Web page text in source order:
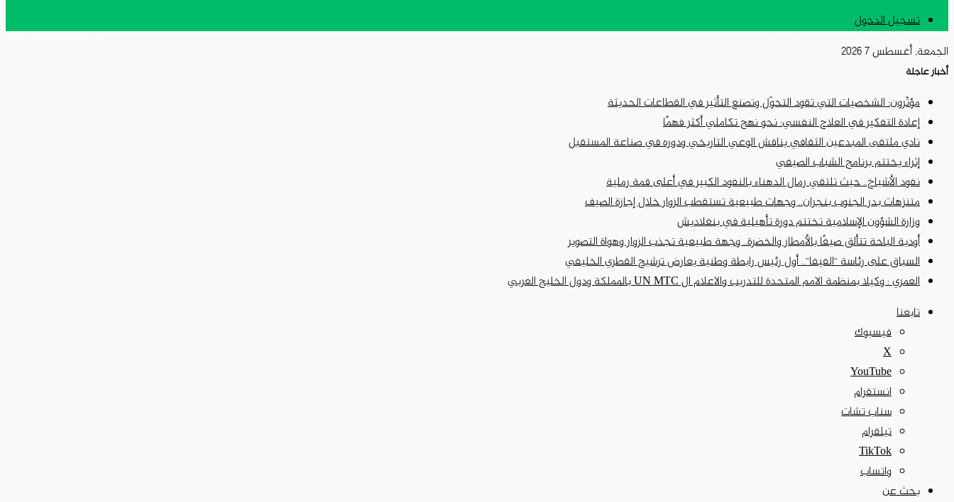
تسجيل الدخول
الجمعة, أغسطس 7 2026
أخبار عاجلة
مؤثّرون: الشخصيات التي تقود التحوّل وتصنع التأثير في القطاعات الحديثة
إعادة التفكير في العلاج النفسي: نحو نهج تكاملي أكثر فهمًا
نادي ملتقى المبدعين الثقافي يناقش الوعي التاريخي ودوره في صناعة المستقبل
إثراء يختتم برنامج الشباب الصيفي
نفود الأشياخ.. حيث تلتقي رمال الدهناء بالنفود الكبير في أعلى قمة رملية
متنزهات بدر الجنوب بنجران.. وجهات طبيعية تستقطب الزوار خلال إجازة الصيف
وزارة الشؤون الإسلامية تختتم دورة تأهيلية في بنغلاديش
أودية الباحة تتألق صيفًا بالأمطار والخضرة.. وجهة طبيعية تجذب الزوار وهواة التصوير
السباق على رئاسة “الفيفا”.. أول رئيس رابطة وطنية يعارض ترشيح القطري الخليفي
العمري : وكيلا بمنظمة الامم المتحدة للتدريب والاعلام ال UN MTC بالمملكة ودول الخليج العربي
تابعنا
فيسبوك
‫X
‫YouTube
انستقرام
سناب تشات
تيلقرام
‫TikTok
واتساب
بحث عن